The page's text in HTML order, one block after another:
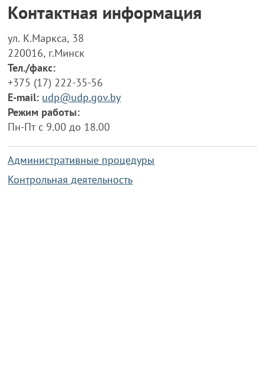
Контактная информация
ул. К.Маркса, 38
220016, г.Минск
Тел./факс:
+375 (17) 222-35-56
E-mail: udp@udp.gov.by
Режим работы:
Пн-Пт с 9.00 до 18.00
Административные процедуры
Контрольная деятельность